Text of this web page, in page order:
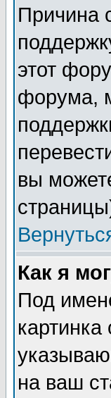
Причина
этот
форума,
вы
Как я
Под
на ваш